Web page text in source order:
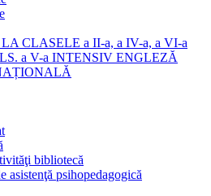
CLASELE a II-a, a IV-a, a VI-a
a V-a INTENSIV ENGLEZĂ
bibliotecă
asistenţă psihopedagogică